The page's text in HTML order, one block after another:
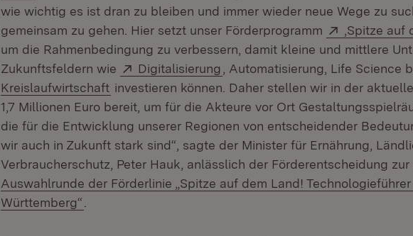
wie wichtig es ist dran zu bleiben und immer wieder neue Wege zu
gemeinsam zu gehen. Hier setzt unser Förderprogramm
Extern:
‚Spitze auf
um die Rahmenbedingung zu verbessern, damit kleine und mittlere
Zukunftsfeldern wie
Extern:
Digitalisierung (Öffnet in neuem Fenster)
, Automatisierung, Life Science
Kreislaufwirtschaft (Öffnet in neuem Fenster)
investieren können. Daher stellen wir in der
1,7 Millionen Euro bereit, um für die Akteure vor Ort
die für die Entwicklung unserer Regionen von entscheidender
wir auch in Zukunft stark sind“, sagte der Minister für Ernährung,
Verbraucherschutz, Peter Hauk, anlässlich der Förderentscheidung zur
Auswahlrunde der Förderlinie „Spitze auf dem Land!
Württemberg“